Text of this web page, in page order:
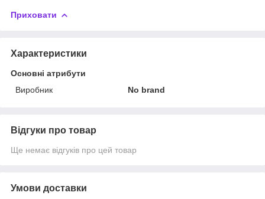
Приховати
Характеристики
Основні атрибути
Виробник
No brand
Відгуки про товар
Ще немає відгуків про цей товар
Умови доставки